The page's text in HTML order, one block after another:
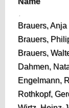
Brauers, Anja
Brauers,
Brauers,
Dahmen,
Engelmann,
Rothkopf,